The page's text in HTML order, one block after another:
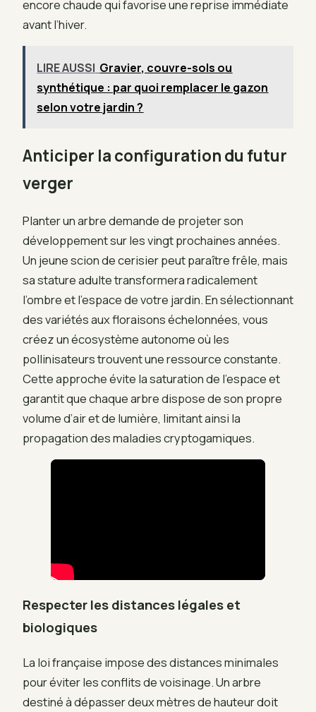
encore chaude qui favorise une reprise immédiate
avant l’hiver.
LIRE AUSSI Gravier, couvre-sols ou
synthétique : par quoi remplacer le gazon
selon votre jardin ?
Anticiper la configuration du futur
verger
Planter un arbre demande de projeter son
développement sur les vingt prochaines années.
Un jeune scion de cerisier peut paraître frêle, mais
sa stature adulte transformera radicalement
l’ombre et l’espace de votre jardin. En sélectionnant
des variétés aux floraisons échelonnées, vous
créez un écosystème autonome où les
pollinisateurs trouvent une ressource constante.
Cette approche évite la saturation de l’espace et
garantit que chaque arbre dispose de son propre
volume d’air et de lumière, limitant ainsi la
propagation des maladies cryptogamiques.
Respecter les distances légales et
biologiques
La loi française impose des distances minimales
pour éviter les conflits de voisinage. Un arbre
destiné à dépasser deux mètres de hauteur doit